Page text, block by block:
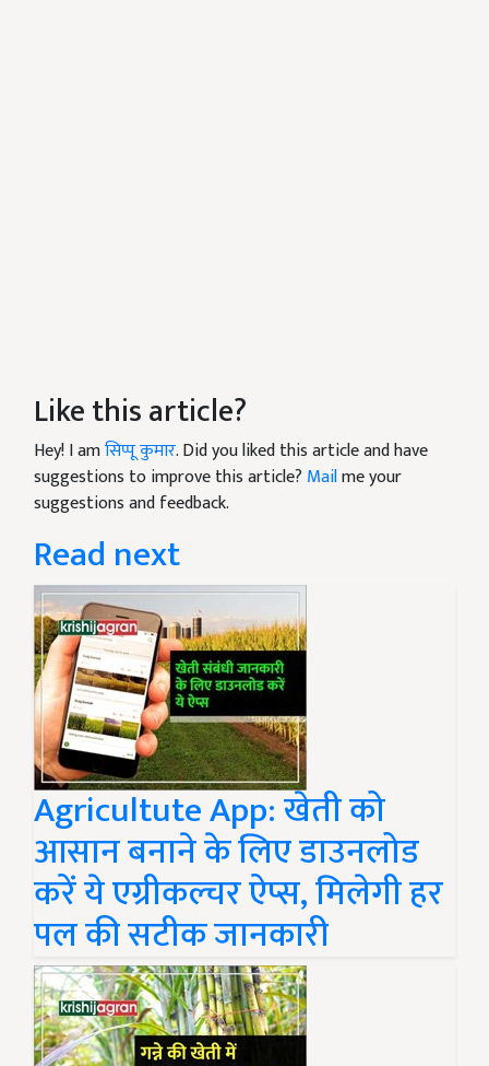
Like this article?
Hey! I amसिप्पू कुमार. Did you liked this article and have
suggestions to improve this article? Mailme your
suggestions and feedback.
Read next
Agricultute App: खेती को
आसान बनाने के लिए डाउनलोड
करें ये एग्रीकल्चर ऐप्स, मिलेगी हर
पल की सटीक जानकारी